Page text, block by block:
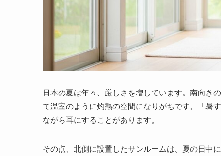
日本の夏は年々、厳しさを増しています。南向き
て温室のように灼熱の空間になりがちです。「暑
ながら耳にすることがあります。
その点、北側に設置したサンルームは、夏の日中